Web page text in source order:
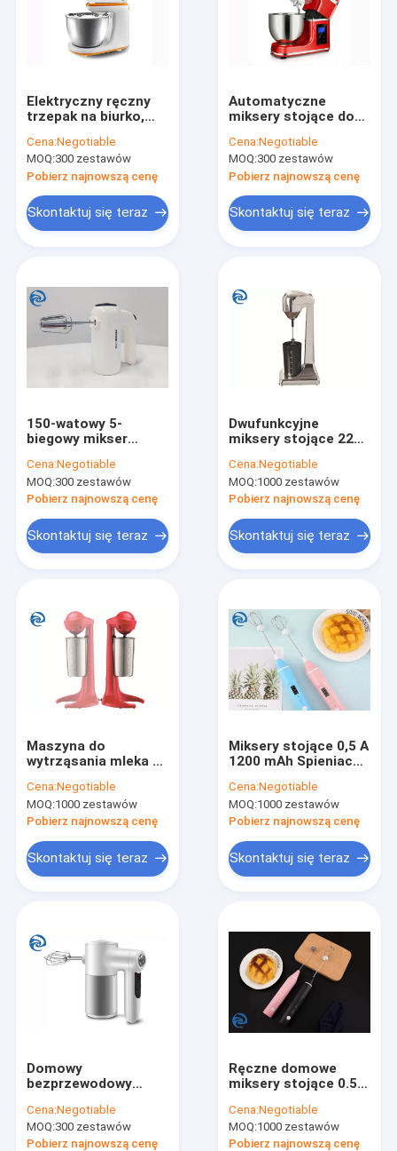
produkty
O nas
Skontaktuj się z nami
Miksery stojące
Frytownice inteligentne
Maszyna do wody bąbelkowej
Tostery i tostery
Grille Elektryczne Patelnie Patelnie
Rozdrabniacze Maszynki do Mięsa Sokowirówki
Elektryczny ręczny
trzepak na biurko,
ciasta 3,2 W 300 W
3,2 qt
Cena:Negotiable
MOQ:300 zestawów
Pobierz najnowszą cenę
Skontaktuj się teraz
Automatyczne
miksery stojące do
1000 W 1200 W
Cena:Negotiable
MOQ:300 zestawów
Pobierz najnowszą cenę
Skontaktuj się teraz
150-watowy 5-
biegowy mikser
do jajek z czystej
miedzi
Cena:Negotiable
MOQ:300 zestawów
Pobierz najnowszą cenę
Skontaktuj się teraz
Dwufunkcyjne
miksery stojące 220V
Machine
Cena:Negotiable
MOQ:1000 zestawów
Pobierz najnowszą cenę
Skontaktuj się teraz
Maszyna do
wytrząsania mleka z
stali nierdzewnej
23000 obr./min 100 W
Elektryczny domowy
Cena:Negotiable
MOQ:1000 zestawów
Pobierz najnowszą cenę
Skontaktuj się teraz
Miksery stojące 0,5 A
1200 mAh Spieniacz
możliwością
ładowania
Cena:Negotiable
MOQ:1000 zestawów
Pobierz najnowszą cenę
Skontaktuj się teraz
Domowy
bezprzewodowy
elektryczny mikser
ręczny do pieczenia
150W
Cena:Negotiable
MOQ:300 zestawów
Pobierz najnowszą cenę
Ręczne domowe
miksery stojące 0.5A
jajek
Cena:Negotiable
MOQ:1000 zestawów
Pobierz najnowszą cenę